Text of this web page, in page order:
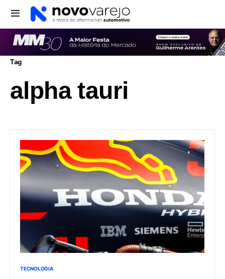
Tag
alpha tauri
TECNOLOGIA